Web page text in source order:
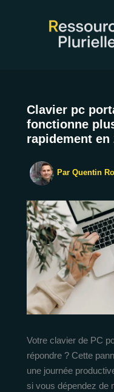
Clavier pc
fonctionne
rapidement en
Par Quentin
Votre clavier de PC
répondre ? Cette
une journée
si vous dépendez de